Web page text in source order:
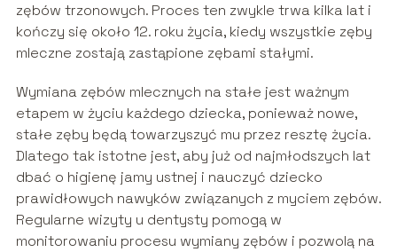
zębów trzonowych. Proces ten zwykle trwa kilka lat i
kończy się około 12. roku życia, kiedy wszystkie zęby
mleczne zostają zastąpione zębami stałymi.
Wymiana zębów mlecznych na stałe jest ważnym
etapem w życiu każdego dziecka, ponieważ nowe,
stałe zęby będą towarzyszyć mu przez resztę życia.
Dlatego tak istotne jest, aby już od najmłodszych lat
dbać o higienę jamy ustnej i nauczyć dziecko
prawidłowych nawyków związanych z myciem zębów.
Regularne wizyty u dentysty pomogą w
monitorowaniu procesu wymiany zębów i pozwolą na